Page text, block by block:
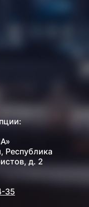
Республика
д. 2
35